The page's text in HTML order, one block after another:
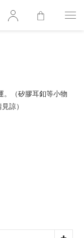
。（矽膠耳釦等小物
諒）